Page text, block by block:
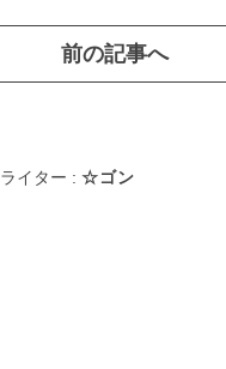
前の記事へ
ライター : ☆ゴン